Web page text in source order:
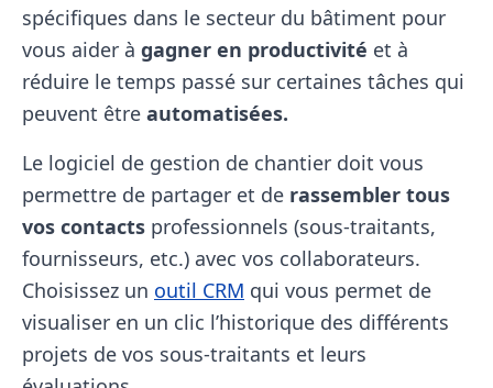
spécifiques dans le secteur du bâtiment pour
vous aider à gagner en productivité et à
réduire le temps passé sur certaines tâches qui
peuvent être automatisées.
Le logiciel de gestion de chantier doit vous
permettre de partager et de rassembler tous
vos contacts professionnels (sous-traitants,
fournisseurs, etc.) avec vos collaborateurs.
Choisissez un outil CRM qui vous permet de
visualiser en un clic l’historique des différents
projets de vos sous-traitants et leurs